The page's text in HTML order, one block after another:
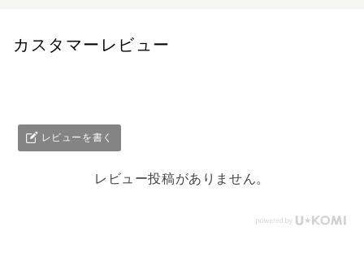
カスタマーレビュー
レビューを書く
レビュー投稿がありません。